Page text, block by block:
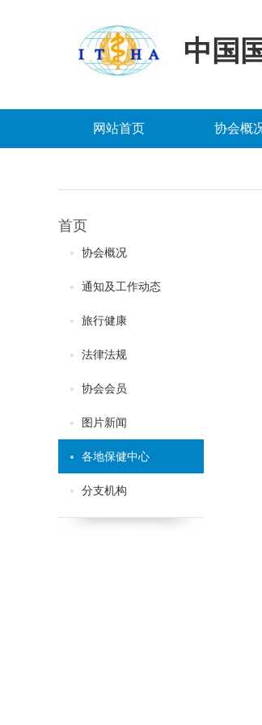
中国
网站首页 协会概
首页
协会概况
通知及工作动态
旅行健康
法律法规
协会会员
图片新闻
各地保健中心
分支机构